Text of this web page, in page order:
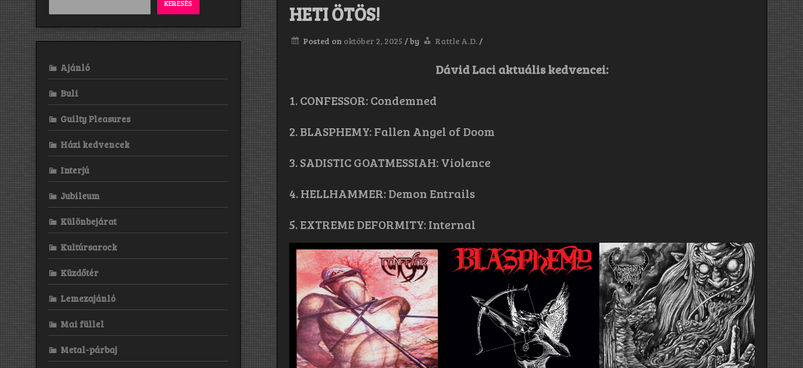
HETI ÖTÖS!
Posted on október 2, 2025 /by Rattle A.D./
Dávid Laci aktuális kedvencei:
1. CONFESSOR: Condemned
2. BLASPHEMY: Fallen Angel of Doom
3. SADISTIC GOATMESSIAH: Violence
4. HELLHAMMER: Demon Entrails
5. EXTREME DEFORMITY: Internal
KERESÉS
Ajánló
Buli
Guilty Pleasures
Házi kedvencek
Interjú
Jubileum
Különbejárat
Kultúrsarock
Küzdőtér
Lemezajánló
Mai füllel
Metal-párbaj